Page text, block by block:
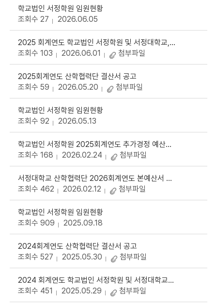
학교법인 서정학원 임원현황
조회수 27
2026.06.05
2025 회계연도 학교법인 서정학원 및 서정대학교, 학교기업 결산 공고
조회수 103
2026.06.01 첨부파일
2025회계연도 산학협력단 결산서 공고
조회수 59
2026.05.20 첨부파일
학교법인 서정학원 임원현황
조회수 92
2026.05.13
학교법인 서정학원 2025회계연도 추가경정 예산서 및 서정대학교 2025회계연도 추가경정예산서 및 2026 회계연도 예산서 공개
조회수 168
2026.02.24 첨부파일
서정대학교 산학협력단 2026회계연도 본예산서 및 2025회계연도 추가경정예산서 공고
조회수 462
2026.02.12 첨부파일
학교법인 서정학원 임원현황
조회수 909
2025.09.18
2024회계연도 산학협력단 결산서 공고
조회수 527
2025.05.30 첨부파일
2024 회계연도 학교법인 서정학원 및 서정대학교, 학교기업 결산 공고
조회수 451
2025.05.29 첨부파일